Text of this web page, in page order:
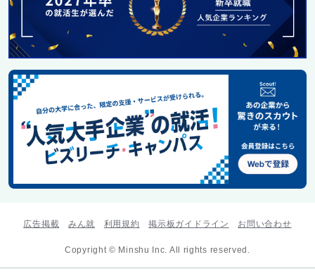
広告掲載 みん就 利用規約 掲示板ガイドライン お問い合わせ
Copyright © Minshu Inc. All rights reserved.